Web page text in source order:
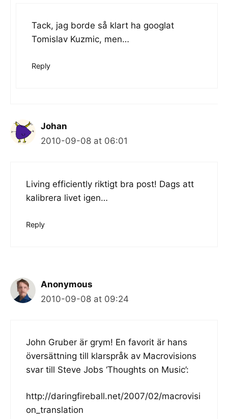
Tack, jag borde så klart ha googlat
Tomislav Kuzmic, men…
Reply
Johan
2010-09-08 at 06:01
Living efficiently riktigt bra post! Dags att
kalibrera livet igen…
Reply
Anonymous
2010-09-08 at 09:24
John Gruber är grym! En favorit är hans
översättning till klarspråk av Macrovisions
svar till Steve Jobs ‘Thoughts on Music’:
http://daringfireball.net/2007/02/macrovisi
on_translation